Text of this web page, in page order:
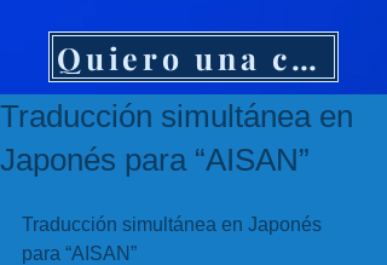
Quiero una cotización
Traducción simultánea en
Japonés para “AISAN”
Traducción simultánea en Japonés
para “AISAN”